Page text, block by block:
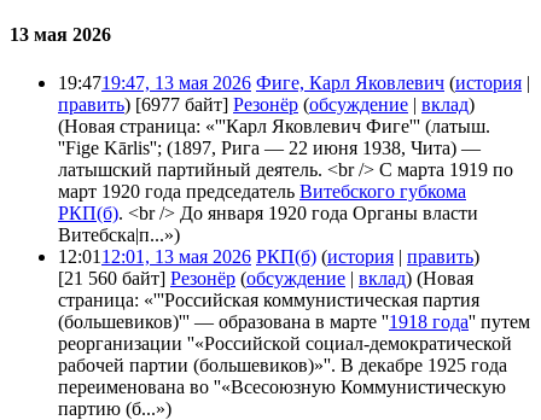
13 мая 2026
19:4719:47, 13 мая 2026 Фиге, Карл Яковлевич (история |
править) [6977 байт] Резонёр (обсуждение | вклад)
(Новая страница: «'''Карл Яковлевич Фиге''' (латыш.
''Fige Kārlis''; (1897, Рига — 22 июня 1938, Чита) —
латышский партийный деятель. <br /> С марта 1919 по
март 1920 года председатель Витебского губкома
РКП(б). <br /> До января 1920 года Органы власти
Витебска|п...»)
12:01 12:01, 13 мая 2026 РКП(б) (история | править)
[21 560 байт] Резонёр (обсуждение | вклад) (Новая
страница: «'''Российская коммунистическая партия
(большевиков)''' — образована в марте ''1918 года'' путем
реорганизации ''«Российской социал-демократической
рабочей партии (большевиков)»''. В декабре 1925 года
переименована во ''«Всесоюзную Коммунистическую
партию (б...»)